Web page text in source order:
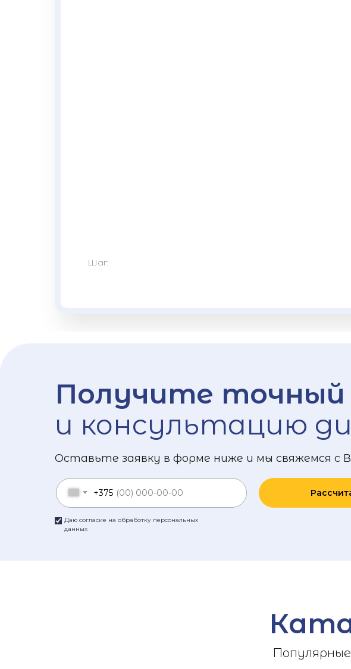
Шаг:
Получите точный
и консультацию
Оставьте заявку в форме ниже и мы свяжемся с
Даю согласие на обработку персональных
данных
+375